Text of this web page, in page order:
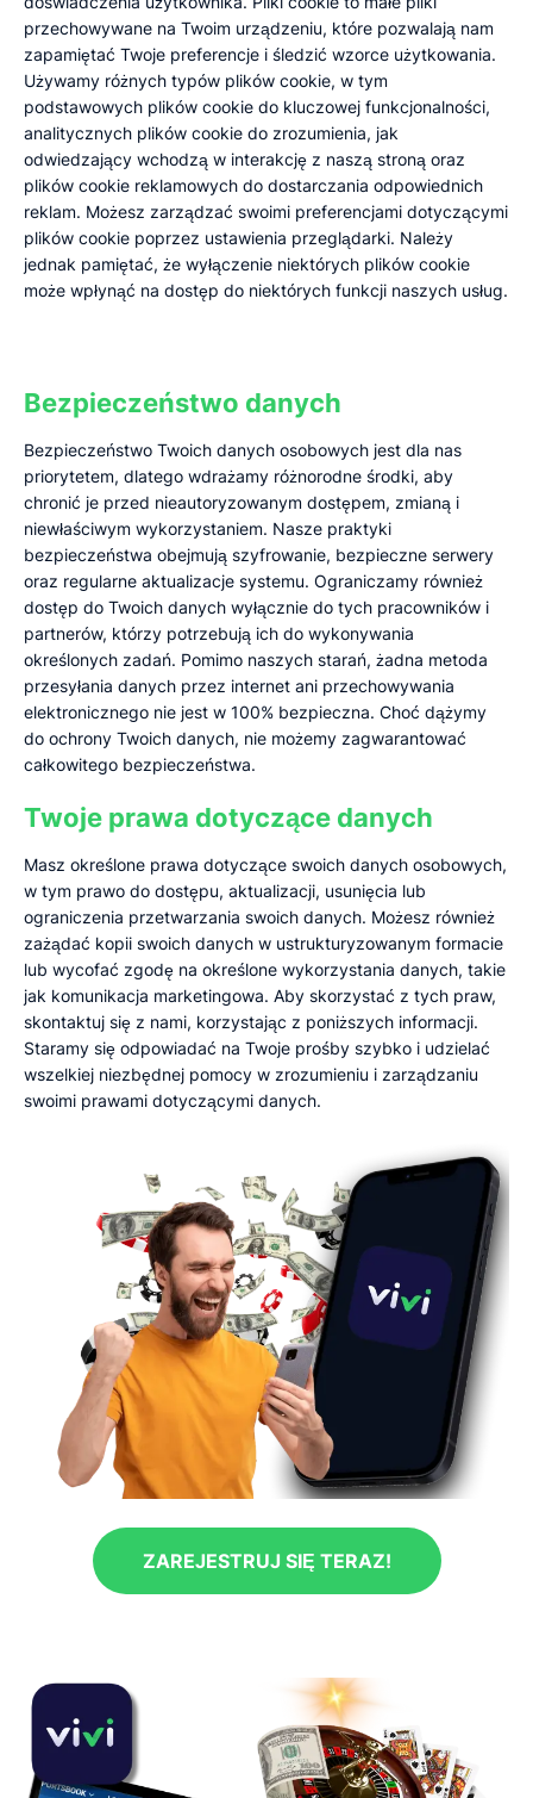
przechowywane na Twoim urządzeniu, które pozwalają nam
zapamiętać Twoje preferencje i śledzić wzorce użytkowania.
Używamy różnych typów plików cookie, w tym
podstawowych plików cookie do kluczowej funkcjonalności,
analitycznych plików cookie do zrozumienia, jak
odwiedzający wchodzą w interakcję z naszą stroną oraz
plików cookie reklamowych do dostarczania odpowiednich
reklam. Możesz zarządzać swoimi preferencjami dotyczącymi
plików cookie poprzez ustawienia przeglądarki. Należy
jednak pamiętać, że wyłączenie niektórych plików cookie
może wpłynąć na dostęp do niektórych funkcji naszych usług.
Bezpieczeństwo danych
Bezpieczeństwo Twoich danych osobowych jest dla nas
priorytetem, dlatego wdrażamy różnorodne środki, aby
chronić je przed nieautoryzowanym dostępem, zmianą i
niewłaściwym wykorzystaniem. Nasze praktyki
bezpieczeństwa obejmują szyfrowanie, bezpieczne serwery
oraz regularne aktualizacje systemu. Ograniczamy również
dostęp do Twoich danych wyłącznie do tych pracowników i
partnerów, którzy potrzebują ich do wykonywania
określonych zadań. Pomimo naszych starań, żadna metoda
przesyłania danych przez internet ani przechowywania
elektronicznego nie jest w 100% bezpieczna. Choć dążymy
do ochrony Twoich danych, nie możemy zagwarantować
całkowitego bezpieczeństwa.
Twoje prawa dotyczące danych
Masz określone prawa dotyczące swoich danych osobowych,
w tym prawo do dostępu, aktualizacji, usunięcia lub
ograniczenia przetwarzania swoich danych. Możesz również
zażądać kopii swoich danych w ustrukturyzowanym formacie
lub wycofać zgodę na określone wykorzystania danych, takie
jak komunikacja marketingowa. Aby skorzystać z tych praw,
skontaktuj się z nami, korzystając z poniższych informacji.
Staramy się odpowiadać na Twoje prośby szybko i udzielać
wszelkiej niezbędnej pomocy w zrozumieniu i zarządzaniu
swoimi prawami dotyczącymi danych.
ZAREJESTRUJ SIĘ TERAZ!